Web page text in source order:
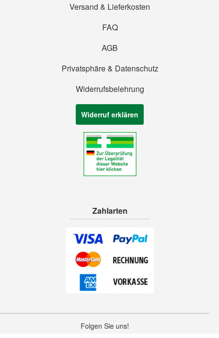
Versand & Lieferkosten
FAQ
AGB
Privatsphäre & Datenschutz
Widerrufsbelehrung
Widerruf erklären
Zahlarten
Folgen Sie uns!